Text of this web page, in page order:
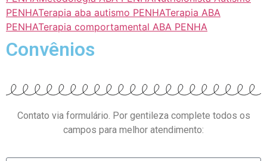
PENHATerapia aba autismo PENHATerapia ABA
PENHATerapia comportamental ABA PENHA
Convênios
Contato via formulário. Por gentileza complete todos os
campos para melhor atendimento: